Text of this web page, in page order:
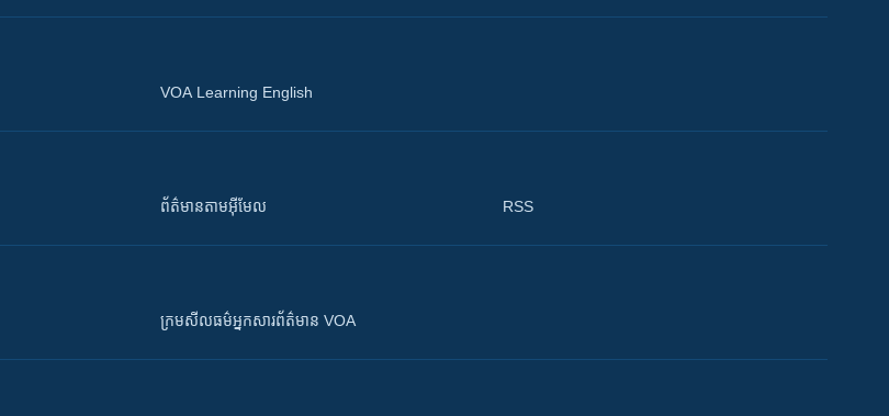
VOA Learning English
ព័ត៌មាន​តាម​អ៊ីមែល RSS
ក្រម​​​សីលធម៌​​​អ្នក​​​សារព័ត៌មាន VOA